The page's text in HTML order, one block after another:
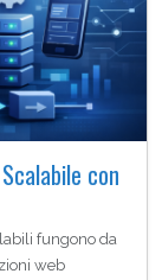
con
fungono da
web